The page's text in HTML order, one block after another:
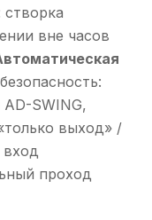
створка
вне часов
SWING,
выход» /
вход
проход